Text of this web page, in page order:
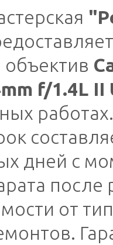
объектив
f/1.4L II
работах.
дней с
от